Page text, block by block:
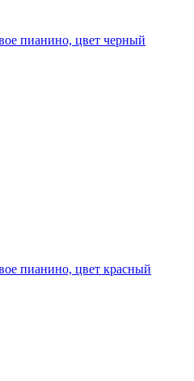
пианино, цвет черный
пианино, цвет красный